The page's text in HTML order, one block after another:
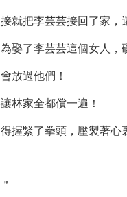
就把李芸芸接回了家，
娶了李芸芸這個女人，
放過他們！
林家全都償一遍！
握緊了拳頭，壓製著心